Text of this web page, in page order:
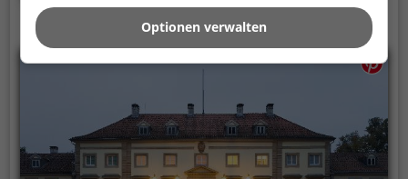
Optionen verwalten